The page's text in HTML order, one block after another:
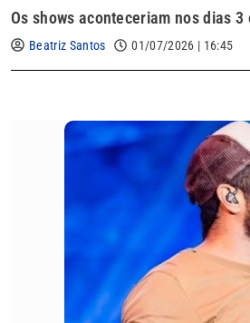
Os shows aconteceriam nos dias 3
Beatriz Santos 01/07/2026 | 16:45